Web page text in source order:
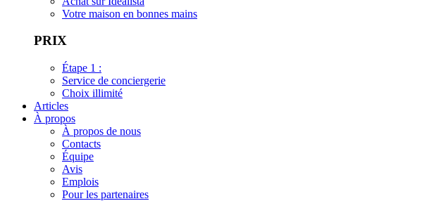
Votre maison en bonnes mains
PRIX
Étape 1 :
Service de conciergerie
Choix illimité
Articles
À propos
À propos de nous
Contacts
Équipe
Avis
Emplois
Pour les partenaires